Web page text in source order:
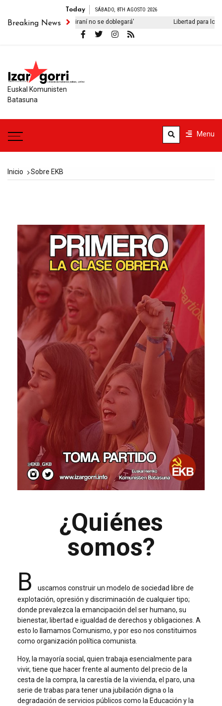
Today SÁBADO, 8TH AGOSTO 2026
Breaking News
‘El viejo pueblo iraní no se doblegará’ Libertad para los
Euskal Komunisten
Batasuna
Menu
Inicio Sobre EKB
¿Quiénes
somos?
B
uscamos construir un modelo de sociedad libre de
explotación, opresión y discriminación de cualquier tipo;
donde prevalezca la emancipación del ser humano, su
bienestar, libertad e igualdad de derechos y obligaciones. A
esto lo llamamos Comunismo, y por eso nos constituimos
como organización política comunista.
Hoy, la mayoría social, quien trabaja esencialmente para
vivir, tiene que hacer frente al aumento del precio de la
cesta de la compra, la carestía de la vivienda, el paro, una
serie de trabas para tener una jubilación digna o la
degradación de servicios públicos como la Educación y la